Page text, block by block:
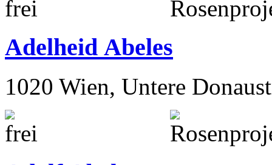
Adelheid Abeles
1020 Wien, Untere